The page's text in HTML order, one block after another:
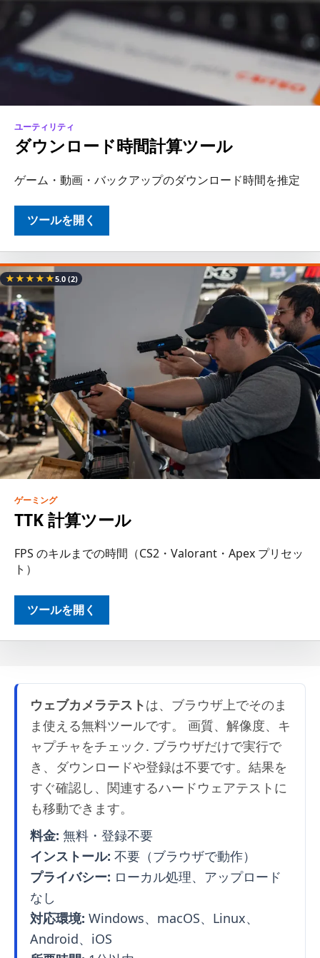
ユーティリティ
ダウンロード時間計算ツール
ゲーム・動画・バックアップのダウンロード時間を推定
ツールを開く
★★★★★5.0(2)
ゲーミング
TTK 計算ツール
FPS のキルまでの時間（CS2・Valorant・Apex プリセッ
ト）
ツールを開く
ウェブカメラテストは、ブラウザ上でそのま
ま使える無料ツールです。 画質、解像度、キ
ャプチャをチェック. ブラウザだけで実行で
き、ダウンロードや登録は不要です。結果を
すぐ確認し、関連するハードウェアテストに
も移動できます。
料金: 無料・登録不要
インストール: 不要（ブラウザで動作）
プライバシー: ローカル処理、アップロード
なし
対応環境: Windows、macOS、Linux、
Android、iOS